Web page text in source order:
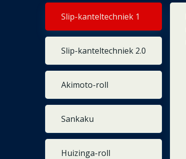
Slip-kanteltechniek 1
Slip-kanteltechniek 2.0
Akimoto-roll
Sankaku
Huizinga-roll